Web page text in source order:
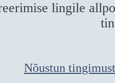
lingile
Nõustun